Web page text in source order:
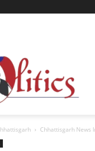
Chhattisgarh News